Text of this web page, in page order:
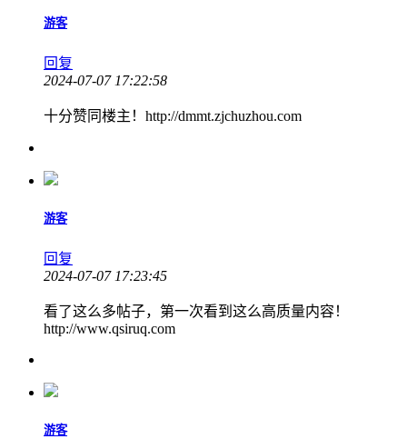
游客
回复
2024-07-07 17:22:58
十分赞同楼主！http://dmmt.zjchuzhou.com
游客
回复
2024-07-07 17:23:45
看了这么多帖子，第一次看到这么高质量内容！
http://www.qsiruq.com
游客